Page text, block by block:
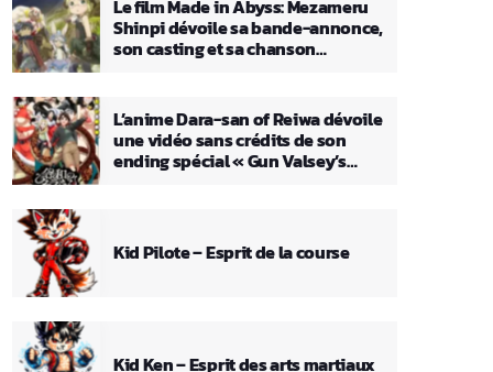
Le film Made in Abyss: Mezameru
Shinpi dévoile sa bande-annonce,
son casting et sa chanson
L’anime Dara-san of Reiwa dévoile
une vidéo sans crédits de son
ending spécial « Gun Valsey’s
Kid Pilote – Esprit de la course
Kid Ken – Esprit des arts martiaux